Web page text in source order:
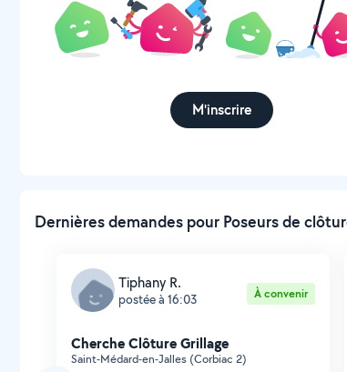
M'inscrire
Dernières demandes pour Poseurs de
Tiphany R.
postée à 16:03 À convenir
Cherche Clôture Grillage
Saint-Médard-en-Jalles (Corbiac 2)